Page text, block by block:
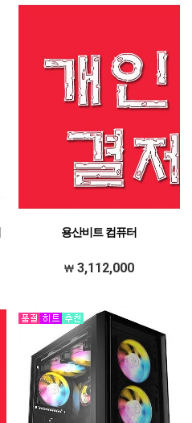
ARGB 무뽑가이드​ 메모리 삼성전자
용산비트 컴퓨터
3,112,000